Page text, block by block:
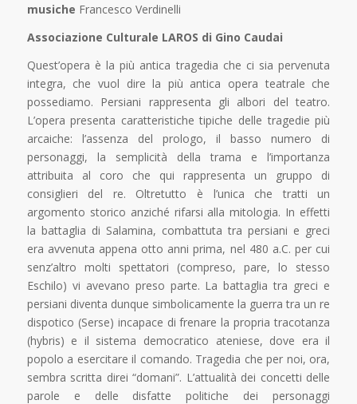
musiche Francesco Verdinelli
Associazione Culturale LAROS di Gino Caudai
Quest’opera è la più antica tragedia che ci sia pervenuta
integra, che vuol dire la più antica opera teatrale che
possediamo. Persiani rappresenta gli albori del teatro.
L’opera presenta caratteristiche tipiche delle tragedie più
arcaiche: l’assenza del prologo, il basso numero di
personaggi, la semplicità della trama e l’importanza
attribuita al coro che qui rappresenta un gruppo di
consiglieri del re. Oltretutto è l’unica che tratti un
argomento storico anziché rifarsi alla mitologia. In effetti
la battaglia di Salamina, combattuta tra persiani e greci
era avvenuta appena otto anni prima, nel 480 a.C. per cui
senz’altro molti spettatori (compreso, pare, lo stesso
Eschilo) vi avevano preso parte. La battaglia tra greci e
persiani diventa dunque simbolicamente la guerra tra un re
dispotico (Serse) incapace di frenare la propria tracotanza
(hybris) e il sistema democratico ateniese, dove era il
popolo a esercitare il comando. Tragedia che per noi, ora,
sembra scritta direi “domani”. L’attualità dei concetti delle
parole e delle disfatte politiche dei personaggi